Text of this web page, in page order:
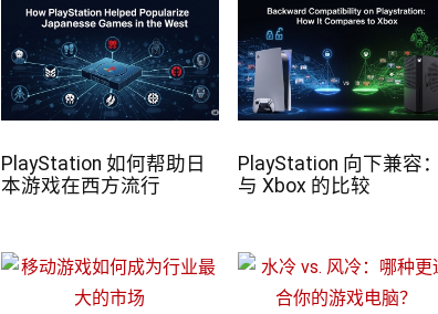
PlayStation 如何帮助日
本游戏在西方流行
PlayStation 向下兼容
与 Xbox 的比较